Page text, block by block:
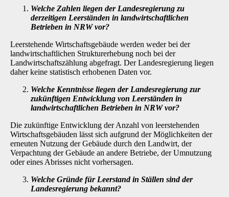
Welche Zahlen liegen der Landesregierung zu
derzeitigen Leerständen in landwirt­schaftlichen
Betrieben in NRW vor?
Leerstehende Wirtschaftsgebäude werden weder bei der
landwirtschaftlichen Strukturerhe­bung noch bei der
Landwirtschaftszählung abgefragt. Der Landesregierung liegen
daher keine statistisch erhobenen Daten vor.
Welche Kenntnisse liegen der Landesregierung zur
zukünftigen Entwicklung von Leerständen in
landwirtschaftlichen Betrieben in NRW vor?
Die zukünftige Entwicklung der Anzahl von leerstehenden
Wirtschaftsgebäuden lässt sich auf­grund der Möglichkeiten der
erneuten Nutzung der Gebäude durch den Landwirt, der
Verpach­tung der Gebäude an andere Betriebe, der Umnutzung
oder eines Abrisses nicht vorhersagen.
Welche Gründe für Leerstand in Ställen sind der
Landesregierung bekannt?